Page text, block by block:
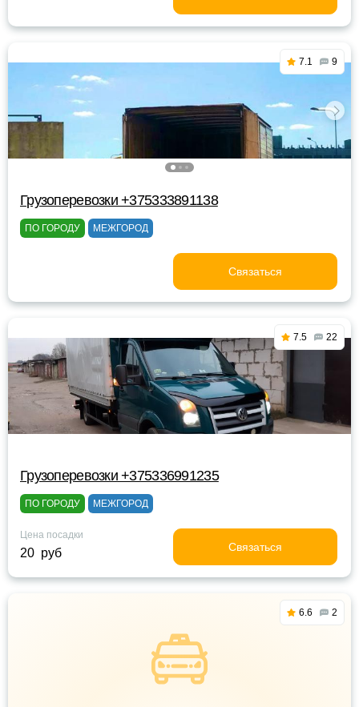
7.1 9
Грузоперевозки +375333891138
ПО ГОРОДУ МЕЖГОРОД
Связаться
7.5 22
Грузоперевозки +375336991235
ПО ГОРОДУ МЕЖГОРОД
Цена посадки
20 руб Связаться
6.6 2